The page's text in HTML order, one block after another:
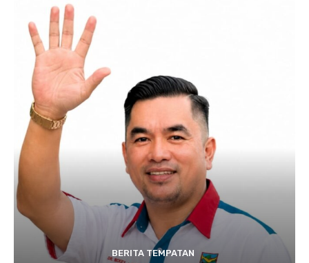
BERITA TEMPATAN